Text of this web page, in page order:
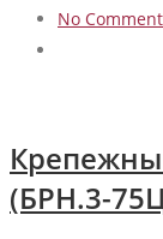
No
(БРН.3-